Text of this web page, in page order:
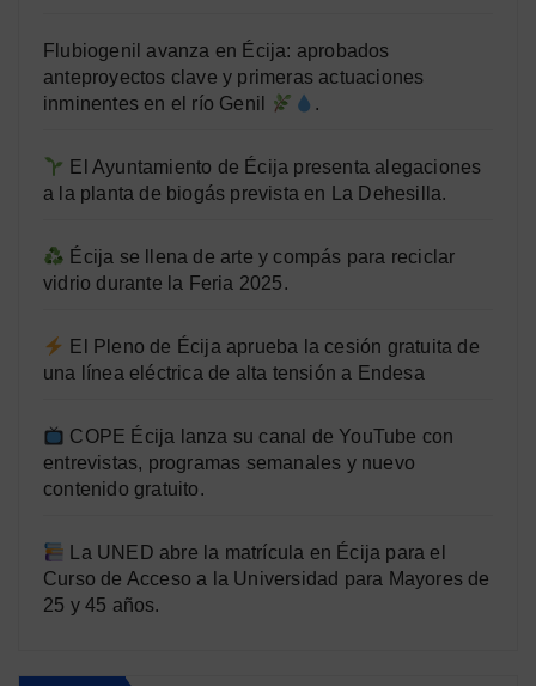
Flubiogenil avanza en Écija: aprobados
anteproyectos clave y primeras actuaciones
inminentes en el río Genil
.
El Ayuntamiento de Écija presenta alegaciones
a la planta de biogás prevista en La Dehesilla.
Écija se llena de arte y compás para reciclar
vidrio durante la Feria 2025.
El Pleno de Écija aprueba la cesión gratuita de
una línea eléctrica de alta tensión a Endesa
COPE Écija lanza su canal de YouTube con
entrevistas, programas semanales y nuevo
contenido gratuito.
La UNED abre la matrícula en Écija para el
Curso de Acceso a la Universidad para Mayores de
25 y 45 años.